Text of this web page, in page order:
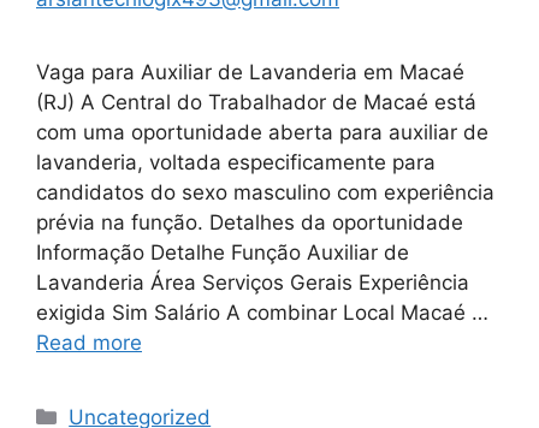
Vaga para Auxiliar de Lavanderia em Macaé
(RJ) A Central do Trabalhador de Macaé está
com uma oportunidade aberta para auxiliar de
lavanderia, voltada especificamente para
candidatos do sexo masculino com experiência
prévia na função. Detalhes da oportunidade
Informação Detalhe Função Auxiliar de
Lavanderia Área Serviços Gerais Experiência
exigida Sim Salário A combinar Local Macaé …
Read more
Categories
Uncategorized